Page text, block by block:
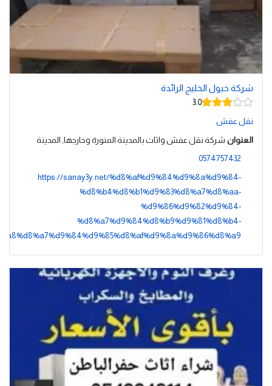
شركة خيول الخليج الرائدة
3.0
نقل عفش
العنوان شركة نقل عفش واثاث بالمدينة المنورة وخارجها, المدينة
0574757432
https://sanay3y.net/%d8%af%d9%84%d9%8a%d9%84-
%d8%b4%d8%b1%d9%83%d8%a7%d8%aa-
%d9%86%d9%82%d9%84-
%d8%a7%d9%84%d8%b9%d9%81%d8%b4-